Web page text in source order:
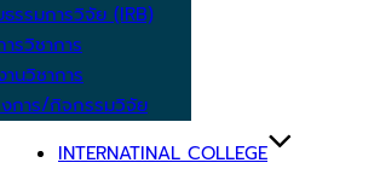
รรมการวิจัย (IRB)
รวิชาการ
นวิชาการ
งการ/กิจกรรมวิจัย
INTERNATINAL COLLEGE